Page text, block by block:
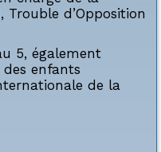
, Trouble d’Opposition
5, également
enfants
de la